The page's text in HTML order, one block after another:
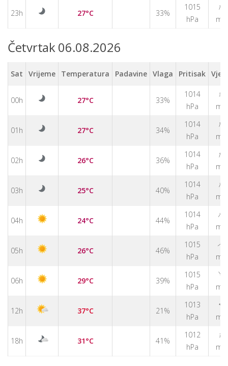
23h 27°C 33%
1015
hPa
↑
m/s
Četvrtak 06.08.2026
Sat Vrijeme Temperatura Padavine Vlaga Pritisak
00h 27°C 33%
1014
hPa
↑
m/s
01h 27°C 34%
1014
hPa
↑
m/s
02h 26°C 36%
1014
hPa
↑
m/s
03h 25°C 40%
1014
hPa
↑
m/s
04h 24°C 44%
1014
hPa
↑
m/s
05h 26°C 46%
1015
hPa
↑
m/s
06h 29°C 39%
1015
hPa
↑
m/s
12h 37°C 21%
1013
hPa
↑
m/s
18h 31°C 41%
1012
hPa
↑
m/s